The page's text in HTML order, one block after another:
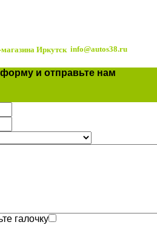
info@autos38.ru
и отправьте нам
галочку